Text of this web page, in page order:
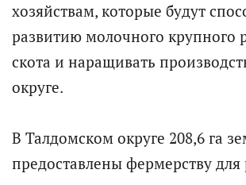
хозяйствам, которые будут
развитию молочного крупного
скота и наращивать
округе.
В Талдомском округе 208,6 га
предоставлены фермерству для